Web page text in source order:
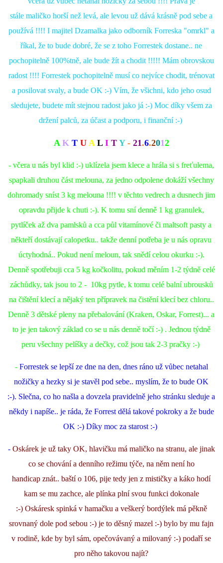
stále maličko horší než levá, ale levou už dává krásně pod sebe a
používá !!!! I majitel Dzamalka jako odborník Forreska "omrkl" a
říkal, že to bude dobré, že se z toho Forrestek dostane.. ne
pochopitelně 100%tně, ale bude žít a chodit !!!!! Mám obrovskou
radost !!!! Forrestek pochopitelně musí co nejvíce chodit, trénovat
a posilovat svaly, a bude OK :-) Vím, že všichni, kdo jeho osud
sledujete, budete mít stejnou radost jako já :-) Moc díky všem za
držení palců, za účast a podporu, i finanční :-)
AK T U A L I T Y- 21.6.2012
- včera u nás byl klid :-) uklízela jsem klece a hrála si s freťulema,
spapkali druhou část melouna, za jedno odpolene dokáží všechny
dohromady sníst 3 kg melouna !!!! v těchto vedrech a dusnech jim
opravdu přijde k chuti :-). K tomu sní denně 1 kg granulek,
pytlíček až dva pamlsků a cca půl vitamínové či maltsoft pasty a
někteří dostávají calopetku.. takže denní potřeba je u nás opravu
úctyhodná.. Pokud není meloun, tak snědí celou okurku :-).
Denně spotřebuji cca 5 kg kočkolitu, pokud měním 1-2 týdně celé
záchůdky, tak jsou to 2 - 10kg pytle, k tomu celé balní ubrousků
na čištění klecí a nějaký ten přípravek na čistění klecí bez chloru..
Denně 3 dětské pleny na přebalování (Kraken, Oskar, Forrest)... a
to je jen takový základ co se u nás denně točí :-) . Jednou týdně
peru všechny pelíšky a dečky, což jsou tak 2-3 pračky :-)
- Forrestek se lepší ze dne na den, dnes ráno už vůbec netahal
nožičky a hezky si je stavěl pod sebe.. myslím, že to bude OK
:-). Slečna, co ho našla a dovzela pravidelně jeho stránku sleduje a
někdy i napíše.. je ráda, že Forrest dělá takové pokroky a že bude
OK :-) Díky moc za starost :-)
- Oskárek je už taky OK, hlavičku má maličko na stranu, ale jinak
co se chování a denního režimu týče, na něm není ho
handicap znát.. baští o 106, pije tedy jen z mističky a káko hodí
kam se mu zachce, ale plínka plní svou funkci dokonale
:-) Oskáresk spinká v hamačku a veškerý bordýlek má pěkně
srovnaný dole pod sebou :-) je to děsný mazel :-) bylo by mu fajn
v rodině, kde by byl sám, opečovávaný a milovaný :-) podaří se
pro něho takovou najít?